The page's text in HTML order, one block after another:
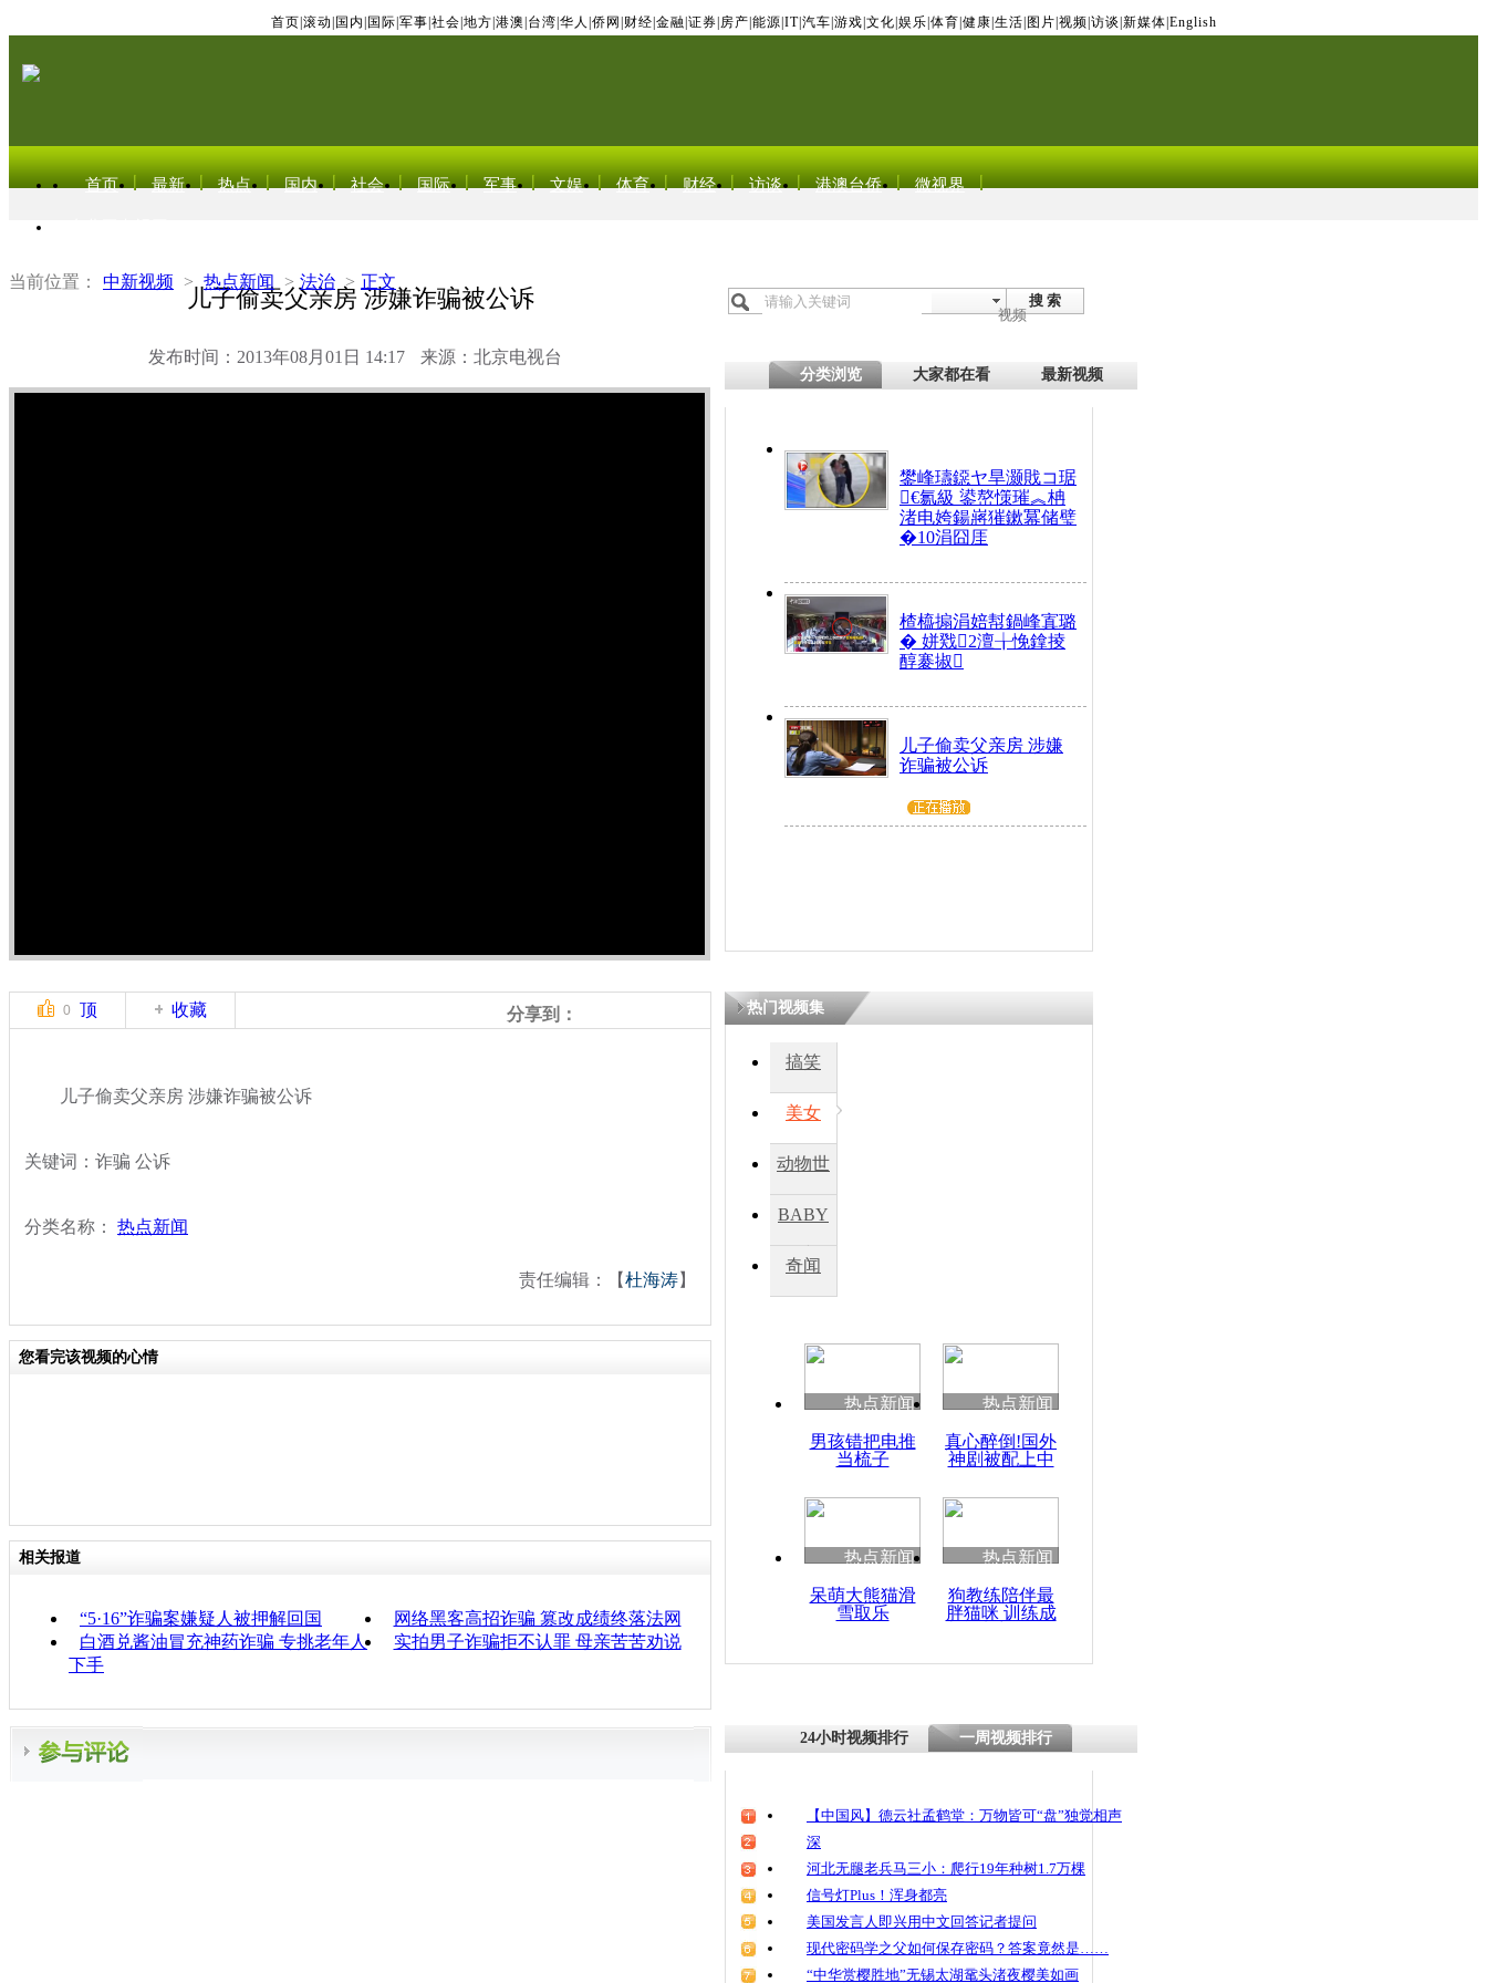
首页 滚动 国内 国际 军事 社会 地方 港澳 台湾 华人 侨网 财经 金融 证券 房产 能源 IT| 汽车 游戏 文化 娱乐 体育 健康 生活 图片 视频 访谈 新媒体 English
首页 最新 热点 国内 社会 国际 军事 文娱 体育 财经 访谈 港澳台侨 微视界
当前位置： 中新视频 > 热点新闻 > 法治 > 正文
儿子偷卖父亲房 涉嫌诈骗被公诉
发布时间：2013年08月01日 14:17 来源：北京电视台
搜 索
视频
分类浏览 大家都在看 最新视频
鐢峰瓙鐚ヤ旱灏戝コ琚
€氱級 鍙嶅憡璀︽柟
渚电姱鍚嶈獕鏉冪储璧
�10涓囧厓
楂橀搧涓婄幇鍋峰寘璐
� 姘戣2澶╁悗鎿掕
醇褰掓
儿子偷卖父亲房 涉嫌
诈骗被公诉
0 顶 收藏 分享到：
儿子偷卖父亲房 涉嫌诈骗被公诉
关键词：诈骗 公诉
分类名称： 热点新闻
责任编辑：【杜海涛】
您看完该视频的心情
相关报道
“5·16”诈骗案嫌疑人被押解回国
网络黑客高招诈骗 篡改成绩终落法网
白酒兑酱油冒充神药诈骗 专挑老年人
下手
实拍男子诈骗拒不认罪 母亲苦苦劝说
热门视频集
搞笑
美女
动物世
BABY
秀
奇闻
热点新闻
男孩错把电推
当梳子
热点新闻
真心醉倒!国外
神剧被配上中
热点新闻
呆萌大熊猫滑
雪取乐
热点新闻
狗教练陪伴最
胖猫咪 训练成
24小时视频排行 一周视频排行
【中国风】德云社孟鹤堂：万物皆可“盘”独觉相声
深
河北无腿老兵马三小：爬行19年种树1.7万棵
信号灯Plus！浑身都亮
美国发言人即兴用中文回答记者提问
现代密码学之父如何保存密码？答案竟然是……
“中华赏樱胜地”无锡太湖鼋头渚夜樱美如画